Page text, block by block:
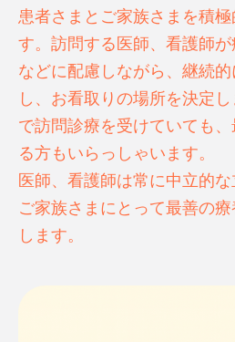
患者さまとご家族さまを積
す。訪問する医師、看護師
などに配慮しながら、継続
し、お看取りの場所を決定
で訪問診療を受けていても
る方もいらっしゃいます。
医師、看護師は常に中立的な
ご家族さまにとって最善の
します。